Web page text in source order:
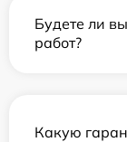
Будете ли
работ?
Какую